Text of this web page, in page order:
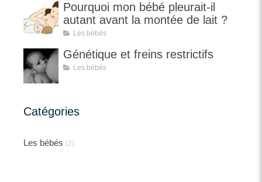
Pourquoi mon bébé pleurait-il
autant avant la montée de lait ?
Les bébés
Génétique et freins restrictifs
Les bébés
Catégories
Les bébés (2)